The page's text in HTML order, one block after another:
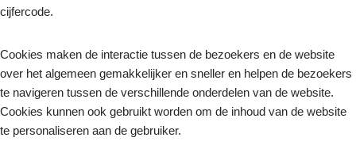
cijfercode.
Cookies maken de interactie tussen de bezoekers en de website
over het algemeen gemakkelijker en sneller en helpen de bezoekers
te navigeren tussen de verschillende onderdelen van de website.
Cookies kunnen ook gebruikt worden om de inhoud van de website
te personaliseren aan de gebruiker.
functionaliteit
kunnen
verbeteren
op basis van
het gebruik
van de site.